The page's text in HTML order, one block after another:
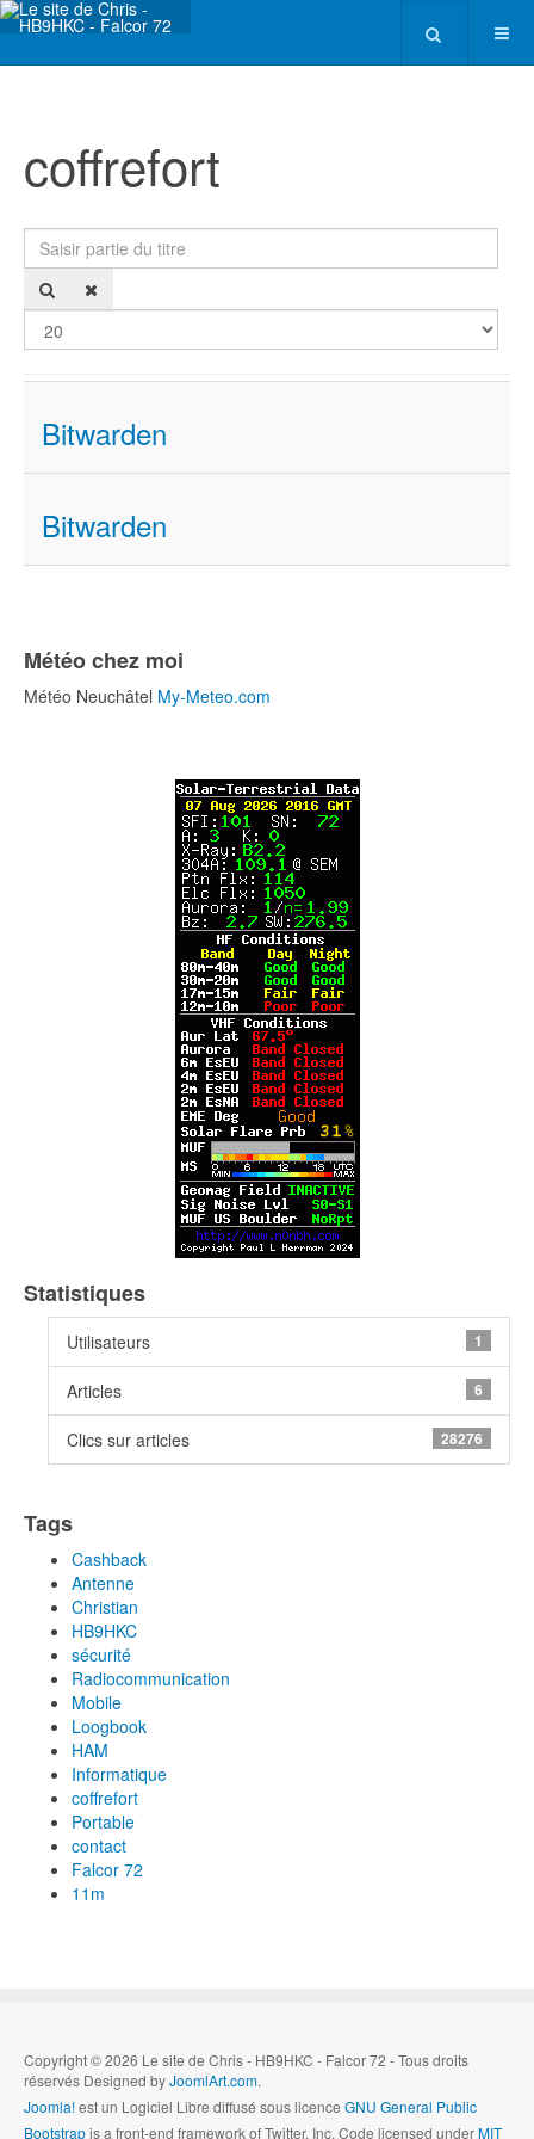
coffrefort
Saisir partie du titre
Bitwarden
Bitwarden
Météo chez moi
Météo Neuchâtel My-Meteo.com
Statistiques
Utilisateurs 1
Articles 6
Clics sur articles 28276
Tags
Cashback
Antenne
Christian
HB9HKC
sécurité
Radiocommunication
Mobile
Loogbook
HAM
Informatique
coffrefort
Portable
contact
Falcor 72
11m
Copyright © 2026 Le site de Chris - HB9HKC - Falcor 72 - Tous droits
réservés Designed byJoomlArt.com.
Joomla!est un Logiciel Libre diffusé sous licence GNU General Public
Bootstrapis a front-end framework of Twitter, Inc. Code licensed underMIT